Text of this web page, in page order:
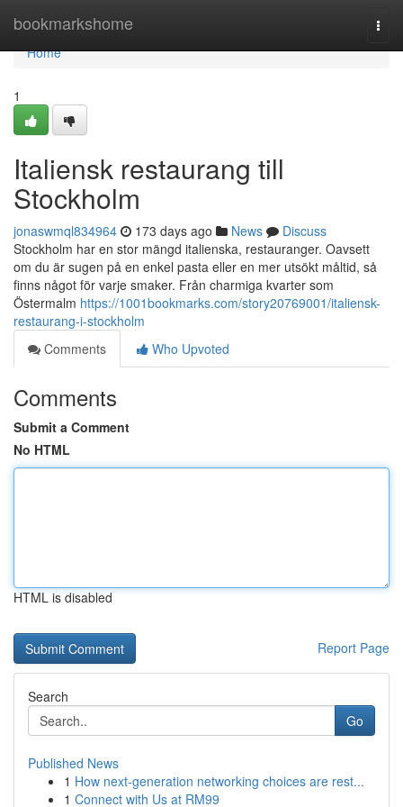
bookmarkshome
Home
Home
1
Italiensk restaurang till
Stockholm
jonaswmql834964 173 days ago News
Discuss
Stockholm har en stor mängd italienska, restauranger. Oavsett
om du är sugen på en enkel pasta eller en mer utsökt måltid, så
finns något för varje smaker. Från charmiga kvarter som
Östermalm https://1001bookmarks.com/story20769001/italiensk-
restaurang-i-stockholm
Comments
Who Upvoted
Comments
Submit a Comment
No HTML
HTML is disabled
Report Page
Search
Go
Published News
1 How next-generation networking choices are rest...
1 Connect with Us at RM99